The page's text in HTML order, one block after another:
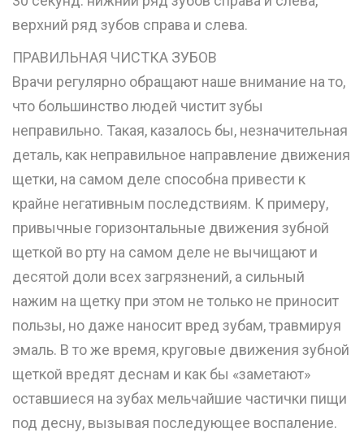
верхний ряд зубов справа и слева.
ПРАВИЛЬНАЯ ЧИСТКА ЗУБОВ
Врачи регулярно обращают наше внимание на то,
что большинство людей чистит зубы
неправильно. Такая, казалось бы, незначительная
деталь, как неправильное направление движения
щетки, на самом деле способна привести к
крайне негативным последствиям. К примеру,
привычные горизонтальные движения зубной
щеткой во рту на самом деле не вычищают и
десятой доли всех загрязнений, а сильный
нажим на щетку при этом не только не приносит
пользы, но даже наносит вред зубам, травмируя
эмаль. В то же время, круговые движения зубной
щеткой вредят деснам и как бы «заметают»
оставшиеся на зубах мельчайшие частички пищи
под десну, вызывая последующее воспаление.